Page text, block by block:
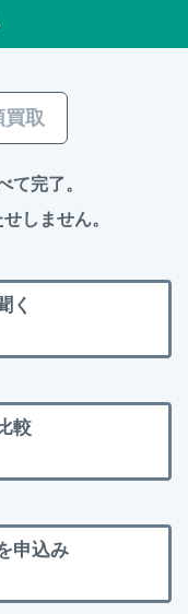
買取
て完了。
しません。
く
較
申込み